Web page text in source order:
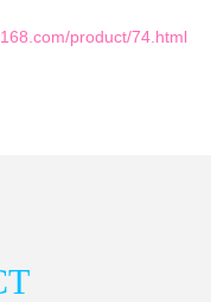
product/74.html